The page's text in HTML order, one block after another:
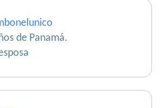
de Panamá.